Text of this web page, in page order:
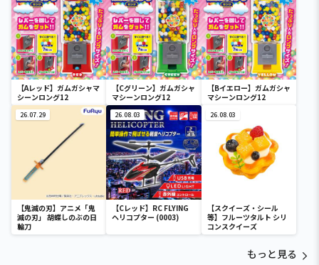
【Aレッド】ガムガシャマ
シーンロング12
【Cグリーン】ガムガシャ
マシーンロング12
【Bイエロー】ガムガシャ
マシーンロング12
26.07.29
【鬼滅の刃】アニメ「鬼
滅の刃」 胡蝶しのぶの日
輪刀
26.08.03
【Cレッド】RC FLYING
ヘリコプター (0003)
26.08.03
【スクイーズ・シール
等】フルーツタルト シリ
コンスクイーズ
もっと見る